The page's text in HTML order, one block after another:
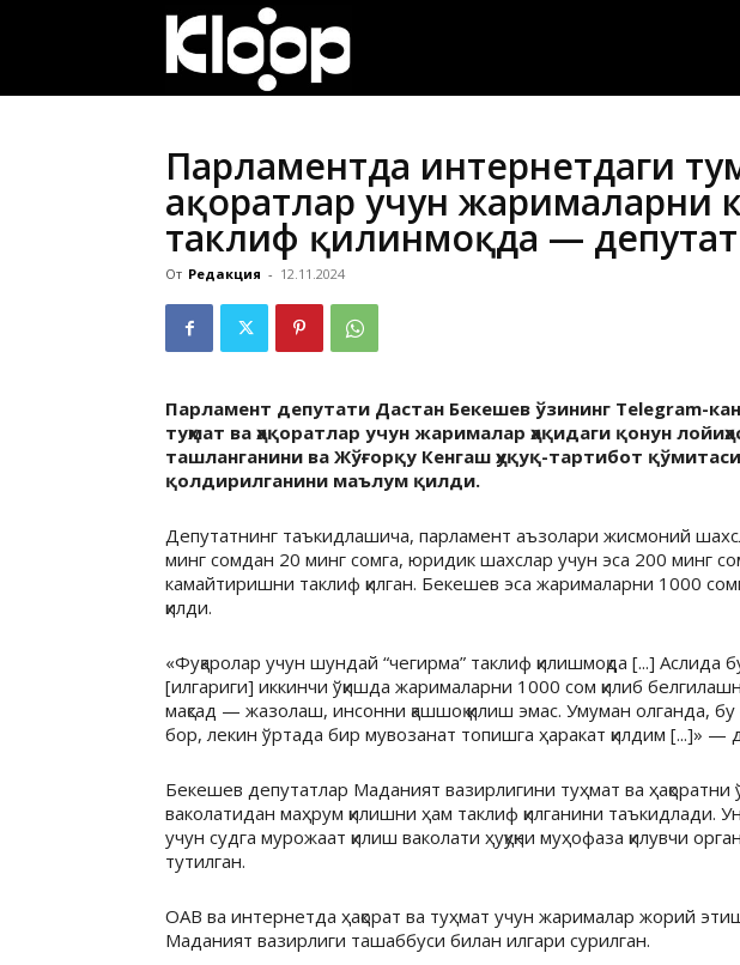
Парламентда интернетдаги
ҳақоратлар учун
таклиф қилинмоқда —
От Редакция - 12.11.2024
Парламент депутати Дастан Бекешев ўзининг Telegram-
туҳмат ва ҳақоратлар учун жарималар ҳақидаги қонун
ташланганини ва Жўғорқу Кенгаш ҳуқуқ-тартибот
қолдирилганини маълум қилди.
Депутатнинг таъкидлашича, парламент аъзолари жисмоний
минг сомдан 20 минг сомга, юридик шахслар учун эса 200 минг
камайтиришни таклиф қилган. Бекешев эса жарималарни 1000
қилди.
«Фуқаролар учун шундай “чегирма” таклиф қилишмоқда [...] Аслида
[илгариги] иккинчи ўқишда жарималарни 1000 сом қилиб
мақсад — жазолаш, инсонни қашшоқ қилиш эмас. Умуман олганда, бу
бор, лекин ўртада бир мувозанат топишга ҳаракат қилдим [...]» —
Бекешев депутатлар Маданият вазирлигини туҳмат ва ҳақоратни
ваколатидан маҳрум қилишни ҳам таклиф қилганини таъкидлади.
учун судга мурожаат қилиш ваколати ҳуқуқни муҳофаза қилувчи
тутилган.
ОАВ ва интернетда ҳақорат ва туҳмат учун жарималар жорий этиш
Маданият вазирлиги ташаббуси билан илгари сурилган.